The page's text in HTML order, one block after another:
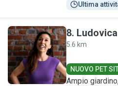
Ultima
L
8. Ludovica
5.6 km
NUOVO PET
Ampio